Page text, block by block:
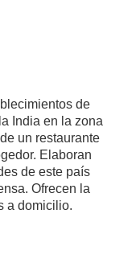
de
India en la zona
un restaurante
Elaboran
de este país
Ofrecen la
a domicilio.